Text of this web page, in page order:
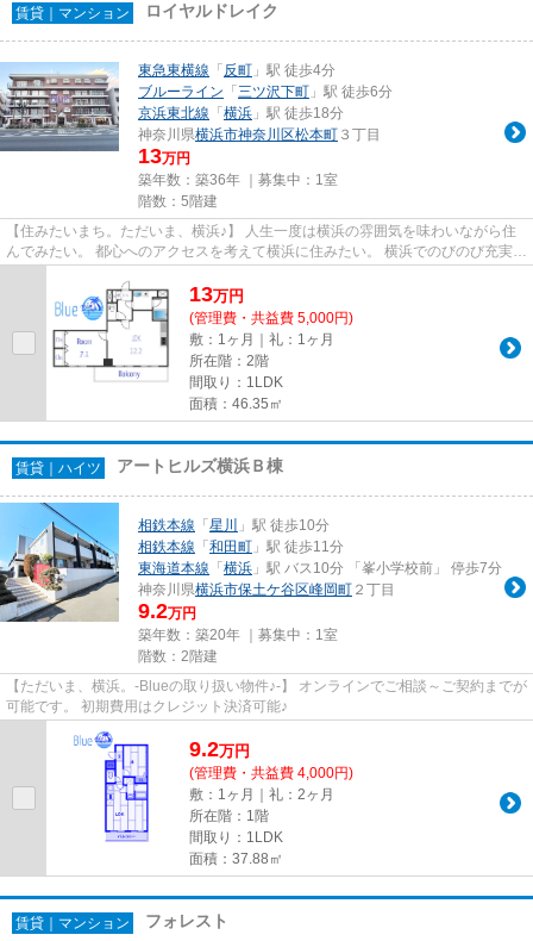
賃貸｜マンション ロイヤルドレイク
東急東横線 「 反町 」駅 徒歩4分
ブルーライン 「 三ツ沢下町 」駅 徒歩6分
京浜東北線 「 横浜 」駅 徒歩18分
神奈川県横浜市神奈川区松本町 ３丁目
13万円
築年数：築36年 ｜募集中： 1室
階数：5階建
【住みたいまち。ただいま、横浜♪】 人生一度は横浜の雰囲気を味わいながら住
んでみたい。 都心へのアクセスを考えて横浜に住みたい。 横浜でのびのび充実し
13万円
(管理費・共益費 5,000円)
敷：1ヶ月｜礼：1ヶ月
所在階：2階
間取り：1LDK
面積：46.35㎡
賃貸｜ハイツ アートヒルズ横浜Ｂ棟
相鉄本線 「 星川
」駅 徒歩10分
相鉄本線 「 和田町 」駅 徒歩11分
東海道本線 「 横浜 」駅 バス10分 「峯小学校前」 停歩7分
神奈川県横浜市保土ケ谷区峰岡町 ２丁目
9.2万円
築年数：築20年 ｜募集中： 1室
階数：2階建
【ただいま、横浜。-Blueの取り扱い物件♪-】 オンラインでご相談～ご契約までが
可能です。 初期費用はクレジット決済可能♪
9.2万円
(管理費・共益費 4,000円)
敷：1ヶ月｜礼：2ヶ月
所在階：1階
間取り：1LDK
面積：37.88㎡
賃貸｜マンション フォレスト